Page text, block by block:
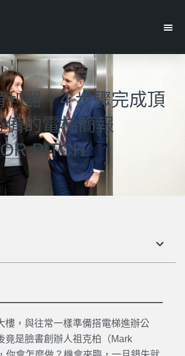
利器｜4 步驟完成頂
備的電梯簡報
PITCH
樓，與往常一樣準備搭電梯進辦公
竟是臉書創辦人祖克柏（Mark